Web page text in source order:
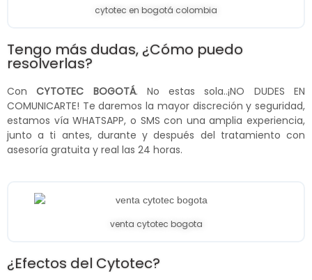
cytotec en bogotá colombia
Tengo más dudas, ¿Cómo puedo
resolverlas?
ConCYTOTEC BOGOTÁ. No estas sola..¡NO DUDES EN
COMUNICARTE! Te daremos la mayor discreción y seguridad,
estamos vía WHATSAPP, o SMS con una amplia experiencia,
junto a ti antes, durante y después del tratamiento con
asesoría gratuita y real las 24 horas.
venta cytotec bogota
¿Efectos del Cytotec?